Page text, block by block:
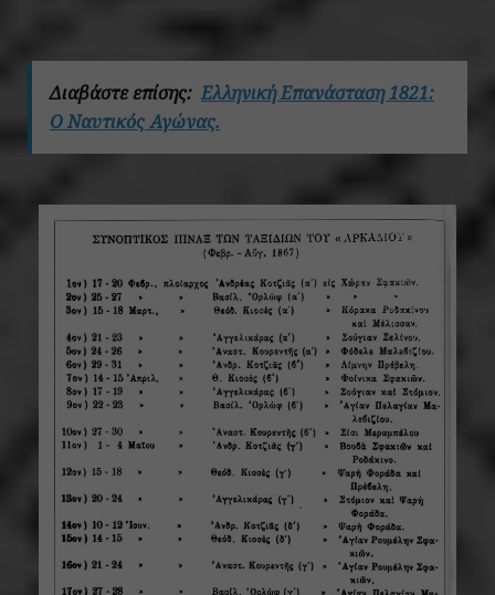
Διαβάστε επίσης: Ελληνική Επανάσταση 1821:
Ο Ναυτικός Αγώνας.